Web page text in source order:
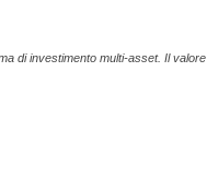
di investimento multi-asset. Il valore